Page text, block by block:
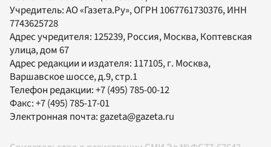
Учредитель:АО «Газета.Ру», ОГРН 1067761730376, ИНН
7743625728
Адрес учредителя: 125239, Россия, Москва, Коптевская
улица, дом 67
Адрес редакции и издателя: 117105, г. Москва,
Варшавское шоссе, д.9, стр.1
Телефон редакции:+7 (495) 785-00-12
Факс:+7 (495) 785-17-01
Электронная почта: gazeta@gazeta.ru